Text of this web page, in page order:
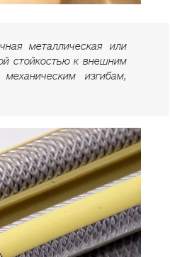
металлическая или
стойкостью к внешним
изгибам,